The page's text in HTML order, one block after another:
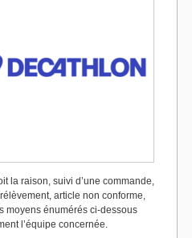
la raison, suivi d’une commande,
article non conforme,
moyens énumérés ci-dessous
l’équipe concernée.